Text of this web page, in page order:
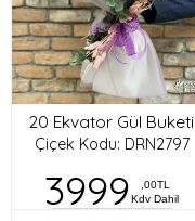
20 Ekvator Gül Buketi
Çiçek Kodu: DRN2797
3999
,00TL
Kdv Dahil